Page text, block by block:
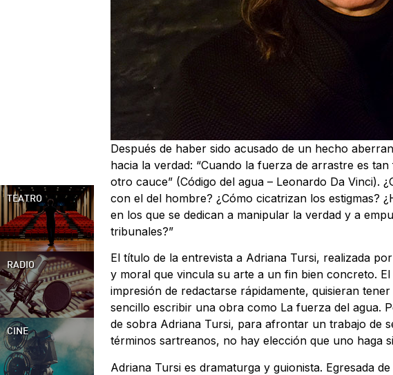
TEATRO
RADIO
CINE
Después de haber sido acusado de un hecho
hacia la verdad: “Cuando la fuerza de arrastre es
otro cauce” (Código del agua – Leonardo Da Vinci).
con el del hombre? ¿Cómo cicatrizan los estigmas?
en los que se dedican a manipular la verdad y a
tribunales?”
El título de la entrevista a Adriana Tursi, realizada
y moral que vincula su arte a un fin bien concreto.
impresión de redactarse rápidamente, quisieran
sencillo escribir una obra como La fuerza del agua.
de sobra Adriana Tursi, para afrontar un trabajo de
términos sartreanos, no hay elección que uno haga
Adriana Tursi es dramaturga y guionista. Egresada